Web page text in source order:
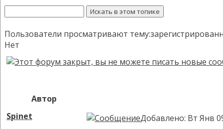
Пользователи просматривают
Нет
Автор
Spinet
Добавлено: Вт Янв